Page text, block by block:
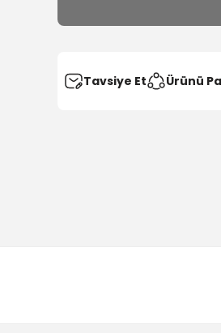
Tavsiye Et Ürünü